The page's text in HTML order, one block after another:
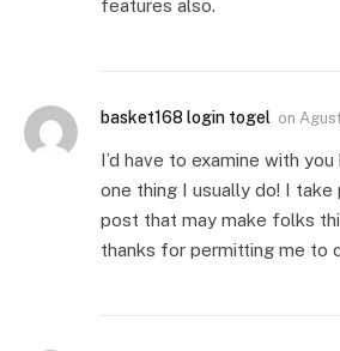
features also.
basket168 login togel on
I’d have to examine with
one thing I usually do! I take
post that may make folks
thanks for permitting me to